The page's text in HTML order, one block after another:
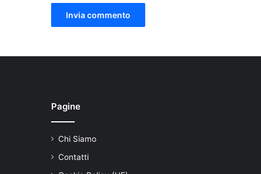
Pagine
Chi Siamo
Contatti